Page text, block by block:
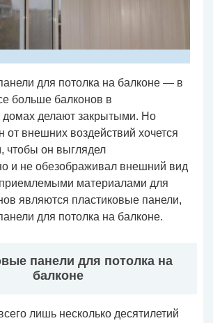
для потолка на балконе — в
больше балконов в
домах делают закрытыми. Но
от внешних воздействий хочется
чтобы он выглядел
и не обезображивал внешний вид
материалами для
являются пластиковые панели,
для потолка на балконе.
панели для потолка на
балконе
лишь несколько десятилетий